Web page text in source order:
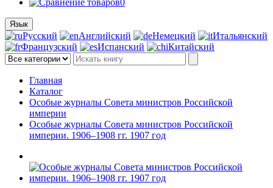
0
Язык
Русский Английский Немецкий
Итальянский
Французский
Испанский Китайский
Главная
Каталог
Особые журналы Совета министров Российской
империи
Особые журналы Совета министров Российской
империи. 1906–1908 гг. 1907 год